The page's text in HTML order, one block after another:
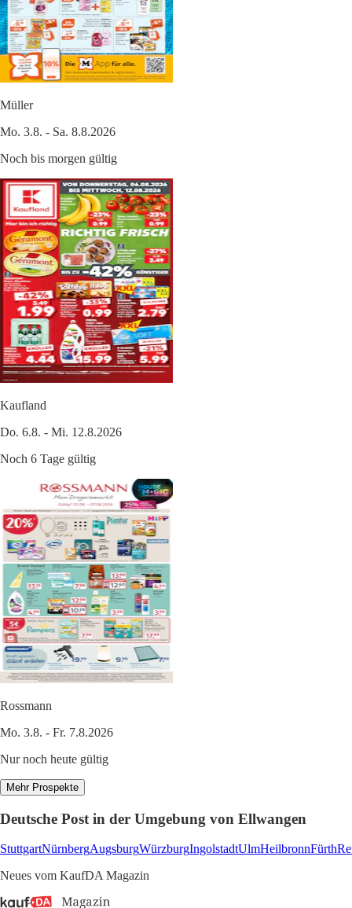
Müller
Mo. 3.8. - Sa. 8.8.2026
Noch bis morgen gültig
Kaufland
Do. 6.8. - Mi. 12.8.2026
Noch 6 Tage gültig
Rossmann
Mo. 3.8. - Fr. 7.8.2026
Nur noch heute gültig
Mehr Prospekte
Deutsche Post in der Umgebung von Ellwangen
StuttgartNürnbergAugsburgWürzburgIngolstadtUlmHeilbronnFürth
Neues vom KaufDA Magazin